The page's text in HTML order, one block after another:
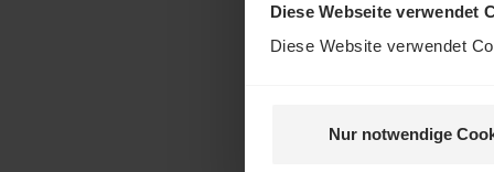
Diese Webseite verwendet
Diese Website verwendet
Nur notwendige